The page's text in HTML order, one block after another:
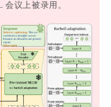
会议上被录用。